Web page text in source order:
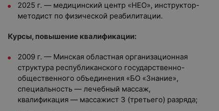
2025 г. — медицинский центр «НЕО», инструктор-
методист по физической реабилитации.
Курсы, повышение квалификации:
2009 г. — Минская областная организационная
структура республиканского государственно-
общественного объединения «БО «Знание»,
специальность — лечебный массаж,
квалификация — массажист 3 (третьего) разряда;